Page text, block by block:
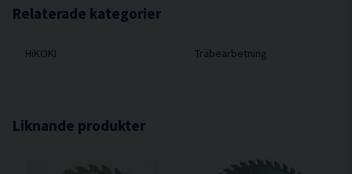
Relaterade kategorier
HiKOKI Träbearbetning
Liknande produkter